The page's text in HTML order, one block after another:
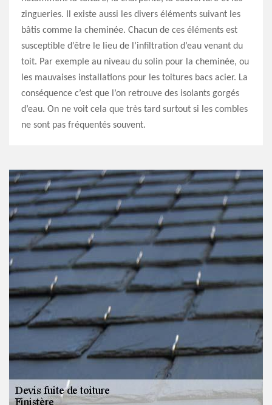
zingueries. Il existe aussi les divers éléments suivant les
bâtis comme la cheminée. Chacun de ces éléments est
susceptible d’être le lieu de l’infiltration d’eau venant du
toit. Par exemple au niveau du solin pour la cheminée, ou
les mauvaises installations pour les toitures bacs acier. La
conséquence c’est que l’on retrouve des isolants gorgés
d’eau. On ne voit cela que très tard surtout si les combles
ne sont pas fréquentés souvent.